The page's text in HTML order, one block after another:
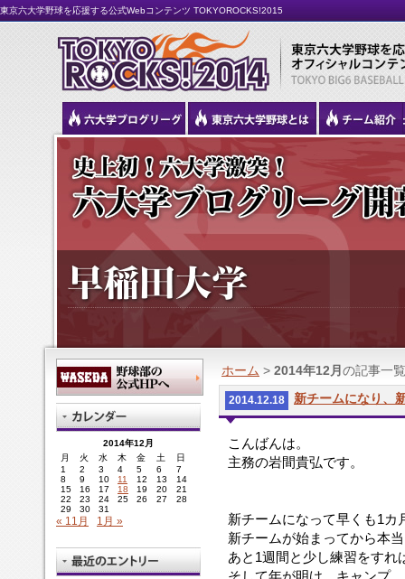
東京六大学野球を応援する公式Webコンテンツ TOKYOROCKS!2015
ホーム > 2014年12月 の記事一覧
2014.12.18 新チームになり、
こんばんは。
主務の岩間貴弘です。
新チームになって早くも1カ
新チームが始まってから本
あと1週間と少し練習をすれ
そして年が明け、キャンプ
2014年12月
月
火 水 木 金 土
日
1
2 3 4 5 6
7
8
9 10 11 12 13
14
15
16 17 18 19 20
21
22
23 24 25 26 27
28
29
30 31
« 11月 1月 »